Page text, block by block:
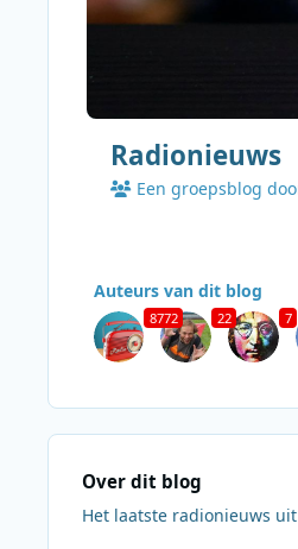
Radionieuws
Een groepsblog
Auteurs van dit blog
8772 22 7
Over dit blog
Het laatste radionieuws